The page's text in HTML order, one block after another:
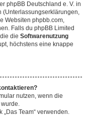
phpBB Deutschland e. V. in
(Unterlassungserklärungen,
Websiten phpbb.com,
Falls du phpBB Limited
die Softwarenutzung
höchstens eine knappe
nutzen, wenn die
Team“ verwenden.